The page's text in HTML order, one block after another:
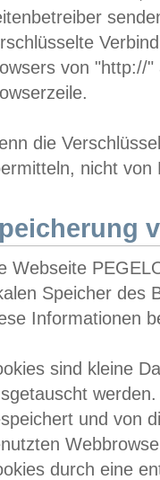
von "http://
die
nicht von
Webseite
Speicher des
Informationen
sind kleine
und von
durch eine